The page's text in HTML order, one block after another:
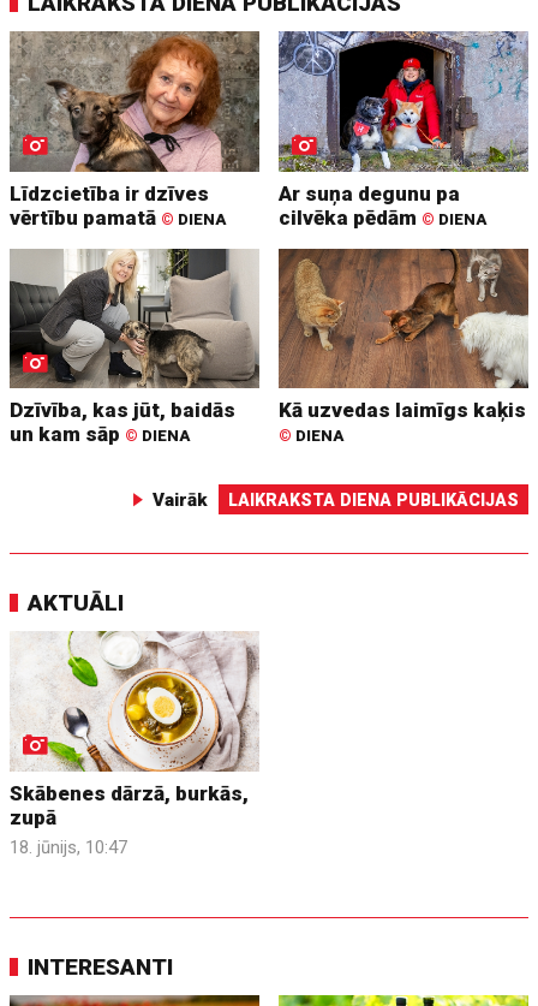
Līdzcietība ir dzīves
vērtību pamatā © DIENA
Ar suņa degunu pa
cilvēka pēdām © DIENA
Dzīvība, kas jūt, baidās
un kam sāp © DIENA
Kā uzvedas laimīgs kaķis
© DIENA
Vairāk LAIKRAKSTA DIENA PUBLIKĀCIJAS
AKTUĀLI
Skābenes dārzā, burkās,
zupā
18. jūnijs, 10:47
INTERESANTI